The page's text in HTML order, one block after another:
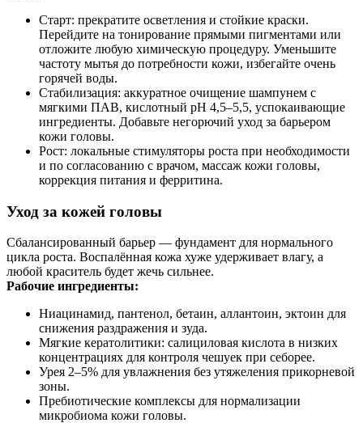
Старт: прекратите осветления и стойкие краски.
Перейдите на тонирование прямыми пигментами или
отложите любую химическую процедуру. Уменьшите
частоту мытья до потребности кожи, избегайте очень
горячей воды.
Стабилизация: аккуратное очищение шампунем с
мягкими ПАВ, кислотный pH 4,5–5,5, успокаивающие
ингредиенты. Добавьте негорючий уход за барьером
кожи головы.
Рост: локальные стимуляторы роста при необходимости
и по согласованию с врачом, массаж кожи головы,
коррекция питания и ферритина.
Уход за кожей головы
Сбалансированный барьер — фундамент для нормального
цикла роста. Воспалённая кожа хуже удерживает влагу, а
любой краситель будет жечь сильнее.
Рабочие ингредиенты:
Ниацинамид, пантенол, бетаин, аллантоин, эктоин для
снижения раздражения и зуда.
Мягкие кератолитики: салициловая кислота в низких
концентрациях для контроля чешуек при себорее.
Урея 2–5% для увлажнения без утяжеления прикорневой
зоны.
Пребиотические комплексы для нормализации
микробиома кожи головы.